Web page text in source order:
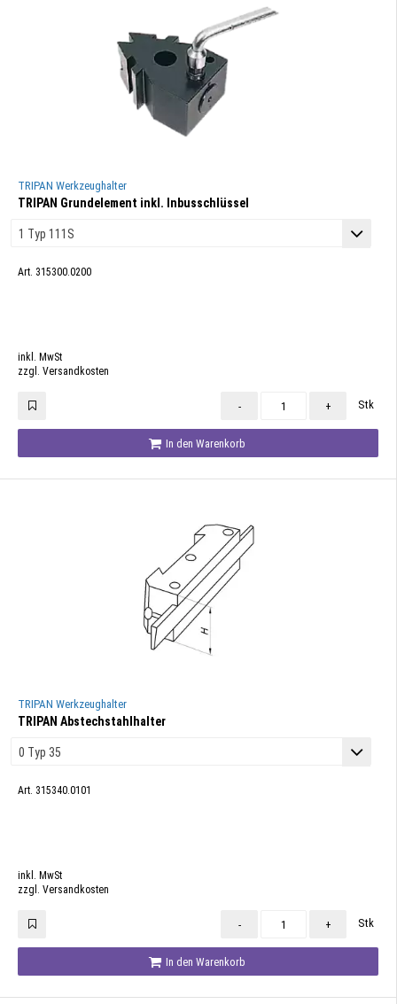
TRIPAN Werkzeughalter
TRIPAN Grundelement inkl. Inbusschlüssel
Art. 315300.0200
inkl. MwSt
zzgl. Versandkosten
- + Stk
In den Warenkorb
TRIPAN Werkzeughalter
TRIPAN Abstechstahlhalter
Art. 315340.0101
inkl. MwSt
zzgl. Versandkosten
- + Stk
In den Warenkorb